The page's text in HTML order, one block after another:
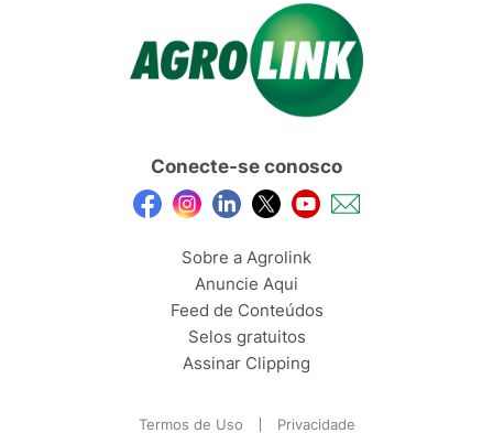
Conecte-se conosco
Sobre a Agrolink
Anuncie Aqui
Feed de Conteúdos
Selos gratuitos
Assinar Clipping
Termos de Uso Privacidade